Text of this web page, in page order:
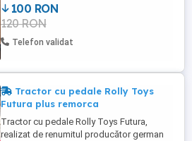
100 RON
120 RON
Telefon validat
Tractor cu pedale Rolly Toys
Futura plus remorca
Tractor cu pedale Rolly Toys Futura,
realizat de renumitul producător german